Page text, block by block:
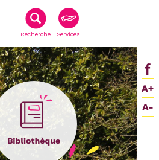
Recherche Services